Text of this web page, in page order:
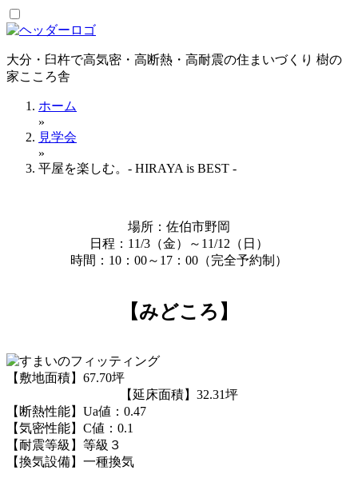
コ
ン
ン
ツ
大分・臼杵で高気密・高断熱・高耐震の住まいづくり 樹の
家こころ舎
ホーム
»
見学会
»
平屋を楽しむ。- HIRAYA is BEST -
場所：佐伯市野岡
日程：11/3（金）～11/12（日）
時間：10：00～17：00（完全予約制）
【みどころ】
【敷地面積】67.70坪
【延床面積】32.31坪
【断熱性能】Ua値：0.47
【気密性能】C値：0.1
【耐震等級】等級３
【換気設備】一種換気